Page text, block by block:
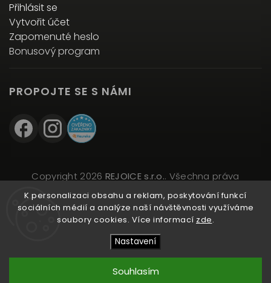
K personalizaci obsahu a reklam, poskytování funkcí
sociálních médií a analýze naší návštěvnosti využíváme
soubory cookies. Více informací zde.
Nastavení
Souhlasím
Přihlásit se
Vytvořit účet
Zapomenuté heslo
Bonusový program
PROPOJTE SE S NÁMI
Copyright 2026 REJOICE s.r.o.. Všechna práva
vyhrazena.
Upravit nastavení cookies
VytvořilShoptet| DesignShoptak.cz